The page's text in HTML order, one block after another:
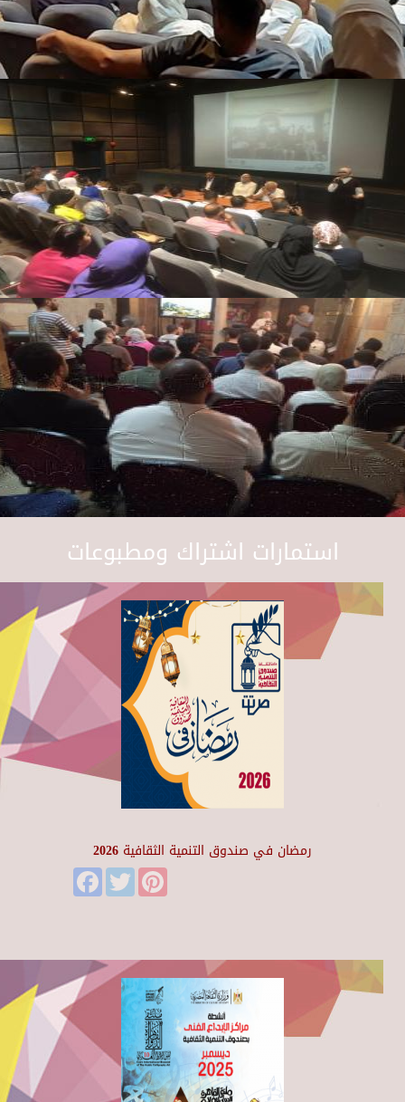
استمارات اشتراك ومطبوعات
رمضان في صندوق التنمية الثقافية 2026
FacebookTwitter